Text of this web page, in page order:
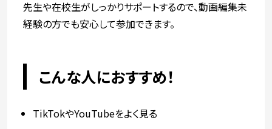
先生や在校生がしっかりサポートするので、動画編集未
経験の方でも安心して参加できます。
こんな人におすすめ！
TikTokやYouTubeをよく見る